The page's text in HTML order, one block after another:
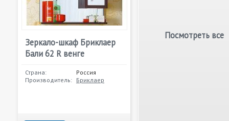
Зеркало-шкаф Бриклаер
Бали 62 R венге
Страна:
Россия
Производитель: Бриклаер
Посмотреть все